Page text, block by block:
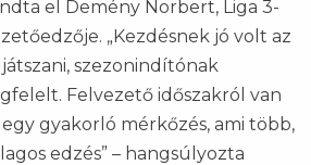
el Demény Norbert, Liga 3-
„Kezdésnek jó volt az
szezonindítónak
Felvezető időszakról van
gyakorló mérkőzés, ami több,
edzés” – hangsúlyozta